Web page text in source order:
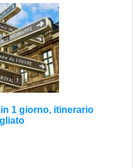
1 giorno, itinerario